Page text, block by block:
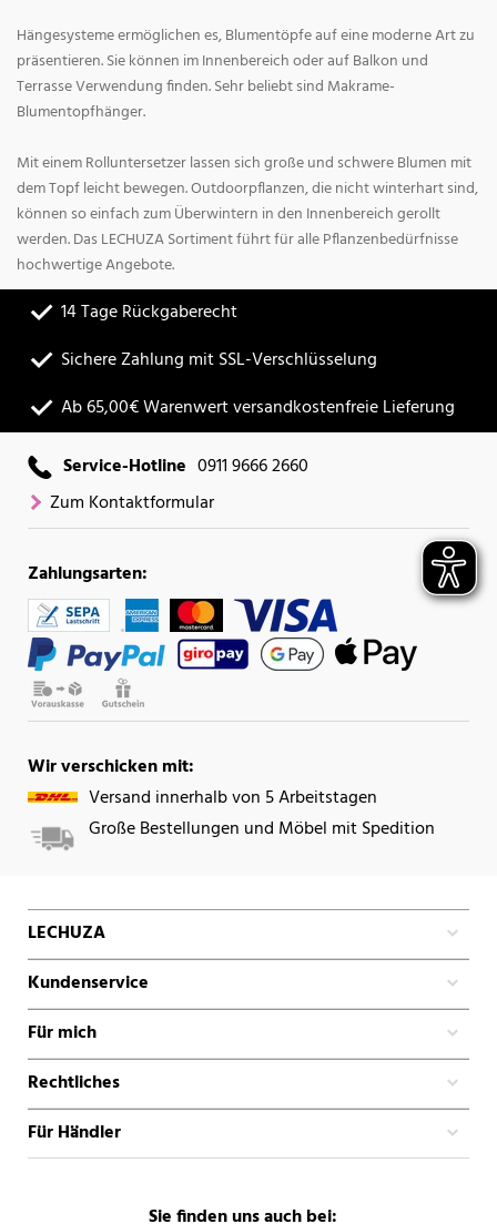
Hängesysteme ermöglichen es, Blumentöpfe auf eine moderne Art zu
präsentieren. Sie können im Innenbereich oder auf Balkon und
Terrasse Verwendung finden. Sehr beliebt sind Makrame-
Blumentopfhänger.
Mit einem Rolluntersetzer lassen sich große und schwere Blumen mit
dem Topf leicht bewegen. Outdoorpflanzen, die nicht winterhart sind,
können so einfach zum Überwintern in den Innenbereich gerollt
werden. Das LECHUZA Sortiment führt für alle Pflanzenbedürfnisse
hochwertige Angebote.
14 Tage Rückgaberecht
Sichere Zahlung mit SSL-Verschlüsselung
Ab 65,00€ Warenwert versandkostenfreie Lieferung
Service-Hotline 0911 9666 2660
Zum Kontaktformular
Zahlungsarten:
Wir verschicken mit:
Versand innerhalb von 5 Arbeitstagen
Große Bestellungen und Möbel mit Spedition
LECHUZA
Kundenservice
Für mich
Rechtliches
Für Händler
Sie finden uns auch bei: